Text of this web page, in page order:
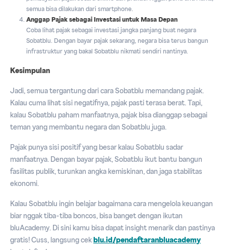
semua bisa dilakukan dari smartphone.
Anggap Pajak sebagai Investasi untuk Masa Depan
Coba lihat pajak sebagai investasi jangka panjang buat negara
Sobatblu. Dengan bayar pajak sekarang, negara bisa terus bangun
infrastruktur yang bakal Sobatblu nikmati sendiri nantinya.
Kesimpulan
Jadi, semua tergantung dari cara Sobatblu memandang pajak.
Kalau cuma lihat sisi negatifnya, pajak pasti terasa berat. Tapi,
kalau Sobatblu paham manfaatnya, pajak bisa dianggap sebagai
teman yang membantu negara dan Sobatblu juga.
Pajak punya sisi positif yang besar kalau Sobatblu sadar
manfaatnya. Dengan bayar pajak, Sobatblu ikut bantu bangun
fasilitas publik, turunkan angka kemiskinan, dan jaga stabilitas
ekonomi.
Kalau Sobatblu ingin belajar bagaimana cara mengelola keuangan
biar nggak tiba-tiba boncos, bisa banget dengan ikutan
bluAcademy. Di sini kamu bisa dapat insight menarik dan pastinya
gratis! Cuss, langsung cekblu.id/pendaftaranbluacademy